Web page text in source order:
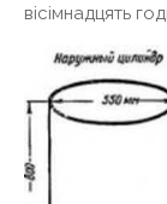
вісімнадцять